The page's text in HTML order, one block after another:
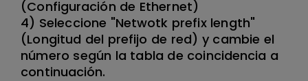
(Configuración de Ethernet)
4) Seleccione "Netwotk prefix length"
(Longitud del prefijo de red) y cambie el
número según la tabla de coincidencia a
continuación.